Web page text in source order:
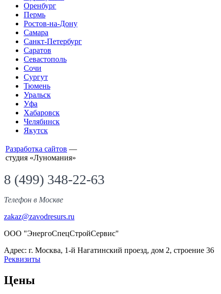
Оренбург
Пермь
Ростов-на-Дону
Самара
Санкт-Петербург
Саратов
Севастополь
Сочи
Сургут
Тюмень
Уральск
Уфа
Хабаровск
Челябинск
Якутск
Разработка сайтов —
студия «Луномания»
8 (499) 348-22-63
Телефон в Москве
zakaz@zavodresurs.ru
ООО "ЭнергоСпецСтройСервис"
Адрес: г. Москва, 1-й Нагатинский проезд, дом 2, строение 36
Реквизиты
Цены